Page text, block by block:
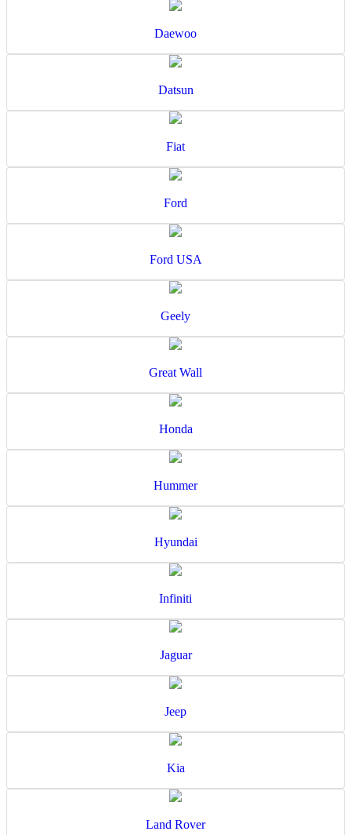
Daewoo
Datsun
Fiat
Ford
Ford USA
Geely
Great Wall
Honda
Hummer
Hyundai
Infiniti
Jaguar
Jeep
Kia
Land Rover